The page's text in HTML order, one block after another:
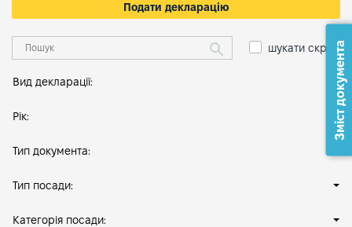
Подати декларацію
шукати скрізь
Вид декларації:
Рік:
Тип документа:
Тип посади:
Категорія посади:
Зміст документа